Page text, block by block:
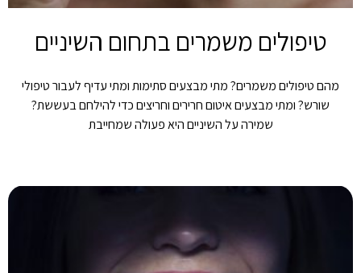
טיפולים משמרים בתחום השיניים
מהם טיפולים משמרים? מתי מבצעים סתימות ומתי עדיף לעבור טיפולי
שורש? ומתי מבצעים איטום חרירים וחריצים כדי להילחם בעששת?
שמירה על השיניים היא פעולה שמחייבת